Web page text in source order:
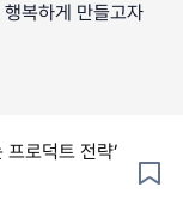
복하게 만들고자
프로덕트 전략’